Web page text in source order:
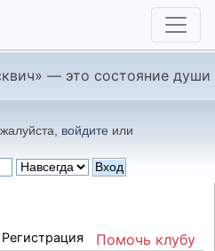
— это состояние души
войдите или
Помочь клубу
Регистрация